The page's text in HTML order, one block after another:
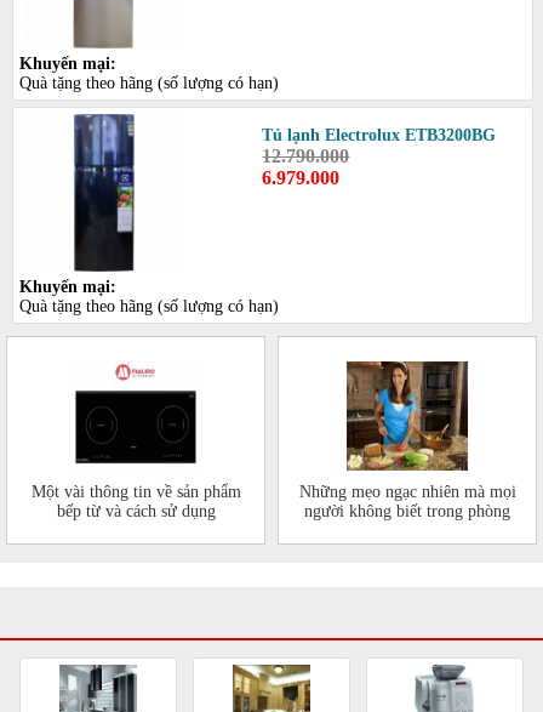
Khuyến mại:
Quà tặng theo hãng (số lượng có hạn)
Tủ lạnh Electrolux ETB3200BG
12.790.000
6.979.000
Khuyến mại:
Quà tặng theo hãng (số lượng có hạn)
Một vài thông tin về sản phẩm
bếp từ và cách sử dụng
Những mẹo ngạc nhiên mà mọi
người không biết trong phòng